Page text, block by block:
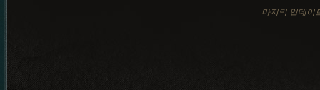
마지막 업데이